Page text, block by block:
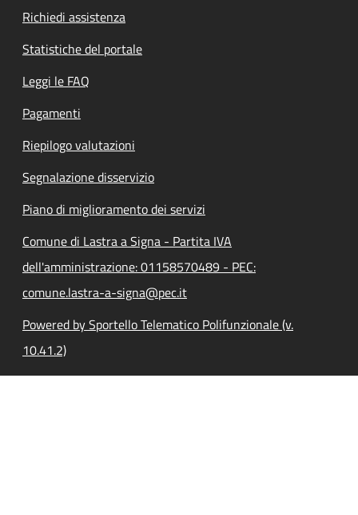
Richiedi assistenza
Statistiche del portale
Leggi le FAQ
Pagamenti
Riepilogo valutazioni
Segnalazione disservizio
Piano di miglioramento dei servizi
Comune di Lastra a Signa - Partita IVA
dell'amministrazione: 01158570489 - PEC:
comune.lastra-a-signa@pec.it
Powered by Sportello Telematico Polifunzionale (v.
10.41.2)